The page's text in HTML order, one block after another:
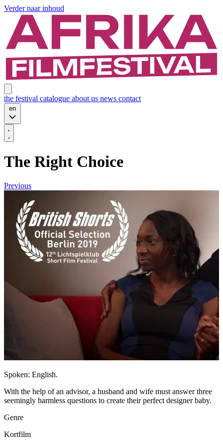
Verder naar inhoud
the festival catalogue about us news contact
en
The Right Choice
Previous
Spoken: English.
With the help of an advisor, a husband and wife must answer three
seemingly harmless questions to create their perfect designer baby.
Genre
Kortfilm